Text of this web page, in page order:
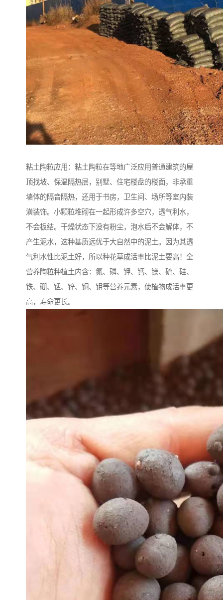
粘土陶粒应用：粘土陶粒在等地广泛应用普通建筑的屋
顶找坡、保温隔热层，别墅、住宅楼盘的楼面，非承重
墙体的隔音隔热，还用于书房，卫生间、场所等室内装
潢装饰。小颗粒堆砌在一起形成许多空穴，透气利水，
不会板结。干燥状态下没有粉尘，泡水后不会解体，不
产生泥水，这种基质远优于大自然中的泥土。因为其透
气利水性比泥土好，所以种花草成活率比泥土要高！全
营养陶粒种植土内含：氮、磷、钾、钙、镁、硫、硅、
铁、硼、锰、锌、铜、钼等营养元素，使植物成活率更
高，寿命更长。